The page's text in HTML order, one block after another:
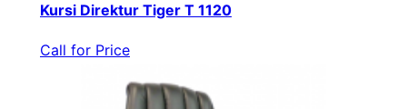
Kursi Direktur Tiger T 1120
Call for Price